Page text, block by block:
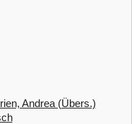
Andrea (Übers.)